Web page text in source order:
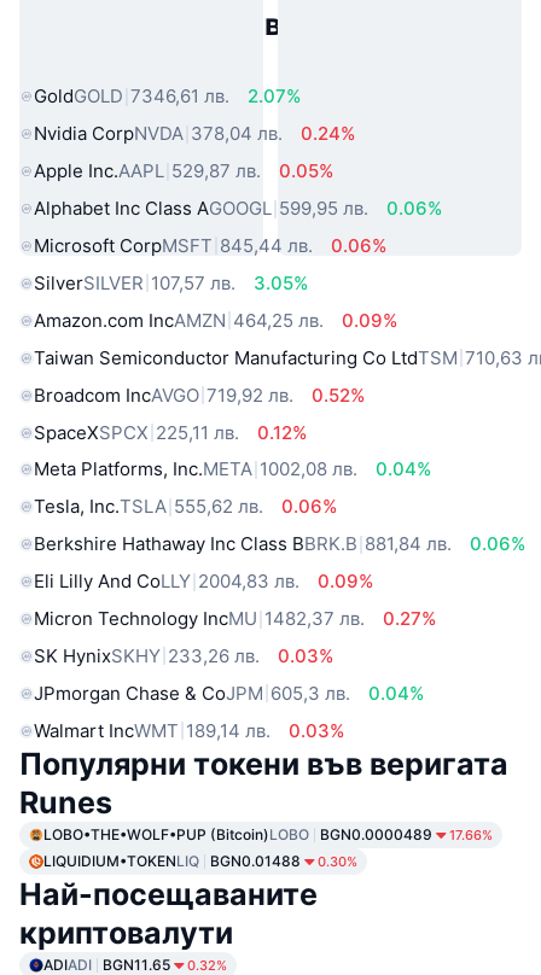
Популярни активи от реалния
GoldGOLD 7346,61 лв.
2.07%
Nvidia CorpNVDA 378,04 лв.
0.24%
Apple Inc.AAPL 529,87 лв.
0.05%
Alphabet Inc Class AGOOGL 599,95 лв.
0.06%
Microsoft CorpMSFT 845,44 лв.
0.06%
SilverSILVER 107,57 лв.
3.05%
Amazon.com IncAMZN 464,25 лв.
0.09%
Taiwan Semiconductor Manufacturing Co LtdTSM 710,63
Broadcom IncAVGO 719,92 лв.
0.52%
SpaceXSPCX 225,11 лв.
0.12%
Meta Platforms, Inc.META 1002,08 лв.
0.04%
Tesla, Inc.TSLA 555,62 лв.
0.06%
Berkshire Hathaway Inc Class BBRK.B 881,84 лв.
0.06%
Eli Lilly And CoLLY 2004,83 лв.
0.09%
Micron Technology IncMU 1482,37 лв.
0.27%
SK HynixSKHY 233,26 лв.
0.03%
JPmorgan Chase & CoJPM 605,3 лв.
0.04%
Walmart IncWMT 189,14 лв. 0.03%
Популярни токени във веригата
Runes
LOBO•THE•WOLF•PUP (Bitcoin)LOBO BGN0.0000489 17.66%
LIQUIDIUM•TOKENLIQ BGN0.01488 0.30%
Най-посещаваните
криптовалути
ADIADI BGN11.65 0.32%